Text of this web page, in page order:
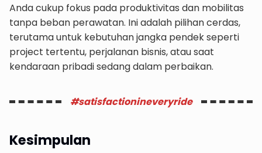
Anda cukup fokus pada produktivitas dan mobilitas
tanpa beban perawatan. Ini adalah pilihan cerdas,
terutama untuk kebutuhan jangka pendek seperti
project tertentu, perjalanan bisnis, atau saat
kendaraan pribadi sedang dalam perbaikan.
#satisfactionineveryride
Kesimpulan